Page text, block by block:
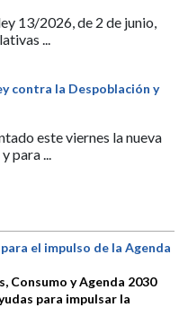
13/2026, de 2 de junio,
...
contra la Despoblación y
este viernes la nueva
para ...
el impulso de la Agenda
Consumo y Agenda 2030
para impulsar la